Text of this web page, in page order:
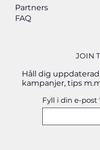
JOIN
Håll dig
kampanjer, tips
Fyll i din e-post
Partners
FAQ
års erfarenhet.